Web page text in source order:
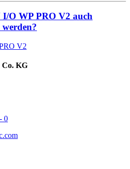
O WP PRO V2 auch
werden?
V2
Co. KG
0